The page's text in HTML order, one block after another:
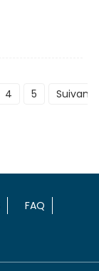
4 5 Suivant
FAQ